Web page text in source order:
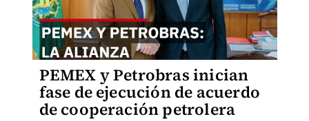
PEMEX y Petrobras inician
fase de ejecución de acuerdo
de cooperación petrolera